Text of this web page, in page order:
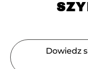
Dowiedz